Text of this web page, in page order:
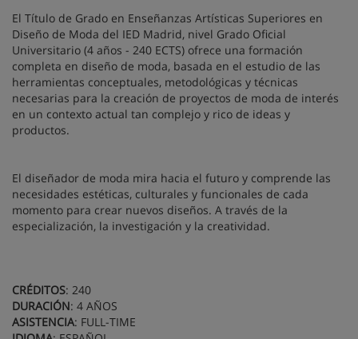
El Título de Grado en Enseñanzas Artísticas Superiores en
Diseño de Moda del IED Madrid, nivel Grado Oficial
Universitario (4 años - 240 ECTS) ofrece una formación
completa en diseño de moda, basada en el estudio de las
herramientas conceptuales, metodológicas y técnicas
necesarias para la creación de proyectos de moda de interés
en un contexto actual tan complejo y rico de ideas y
productos.
El diseñador de moda mira hacia el futuro y comprende las
necesidades estéticas, culturales y funcionales de cada
momento para crear nuevos diseños. A través de la
especialización, la investigación y la creatividad.
CRÉDITOS: 240
DURACIÓN: 4 AÑOS
ASISTENCIA: FULL-TIME